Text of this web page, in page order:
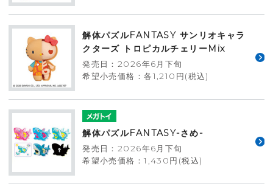
解体パズルFANTASY サンリオキャラ
クターズ トロピカルチェリーMix
発売日：2026年6月下旬
希望小売価格：各1,210円(税込)
解体パズルFANTASY-さめ-
発売日：2026年6月下旬
希望小売価格：1,430円(税込)